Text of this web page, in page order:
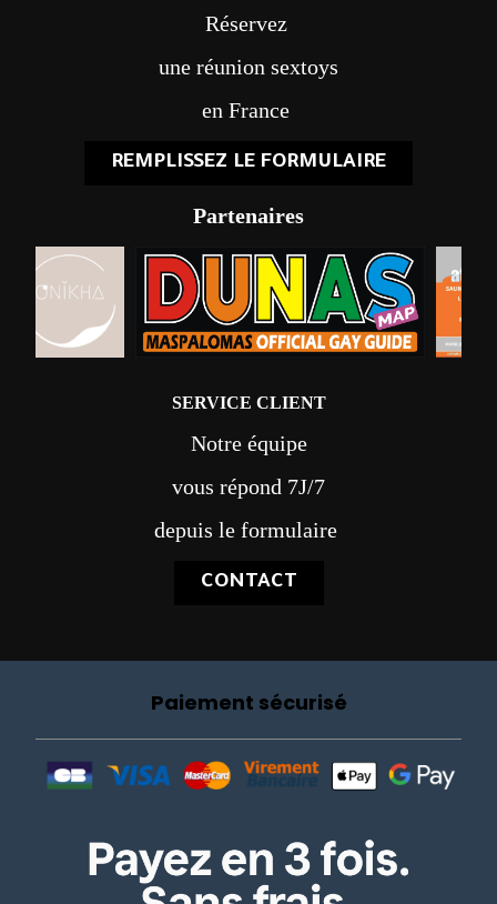
Réservez
une réunion sextoys
en France
REMPLISSEZ LE FORMULAIRE
Partenaires
SERVICE CLIENT
Notre équipe
vous répond 7J/7
depuis le formulaire
CONTACT
Paiement sécurisé